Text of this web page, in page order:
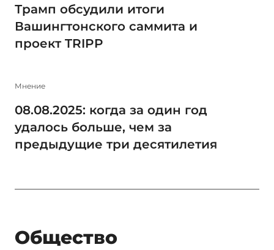
Трамп обсудили итоги
Вашингтонского саммита и
проект TRIPP
Мнение
08.08.2025: когда за один год
удалось больше, чем за
предыдущие три десятилетия
Общество